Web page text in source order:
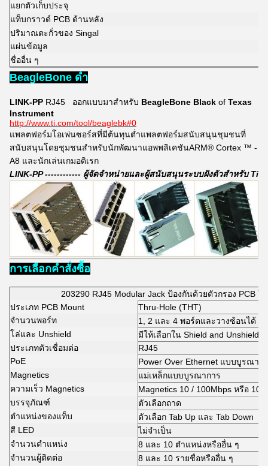
แยกตัวเก็บประจุ
แท็บกราวด์ PCB ด้านหลัง
ปริมาณตะกั่วของ Singal
แผ่นข้อมูล
ชื่ออื่น ๆ
BeagleBone ดำ
LINK-PP RJ45 ออกแบบมาสำหรับ BeagleBone Black of Texas
Instrument
http://www.ti.com/tool/beaglebk#0
แพลตฟอร์มโอเพ่นซอร์สที่มีต้นทุนต่ำแพลตฟอร์มสนับสนุนชุมชนที่
สนับสนุนโดยชุมชนสำหรับนักพัฒนาแอพพลิเคชันARM® Cortex ™ -
A8 และนักเล่นเกมอดิเรก
LINK-PP ------------ ผู้จัดจำหน่ายและผู้สนับสนุนระบบฝังตัวสำหรับ Ti
การเลือกคำสั่งซื้อ
203290 RJ45 Modular Jack ป้องกันด้วยตัวกรอง PCB ใ
ประเภท PCB Mount
Thru-Hole (THT)
จำนวนพอร์ท
1, 2 และ 4 พอร์ตและวางซ้อนได้
โล่และ Unshield
มีให้เลือกใน Shield and Unshield
ประเภทตัวเชื่อมต่อ
RJ45
PoE
Power Over Ethernet แบบบูรณาก
Magnetics
แม่เหล็กแบบบูรณาการ
ความเร็ว Magnetics
Magnetics 10 / 100Mbps หรือ
บรรจุภัณฑ์
ตัวเลือกถาด
ตำแหน่งของแท็บ
ตัวเลือก Tab Up และ Tab Down
สี LED
ไม่จำเป็น
จำนวนตำแหน่ง
8 และ 10 ตำแหน่งหรืออื่น ๆ
จำนวนผู้ติดต่อ
8 และ 10 รายชื่อหรืออื่น ๆ